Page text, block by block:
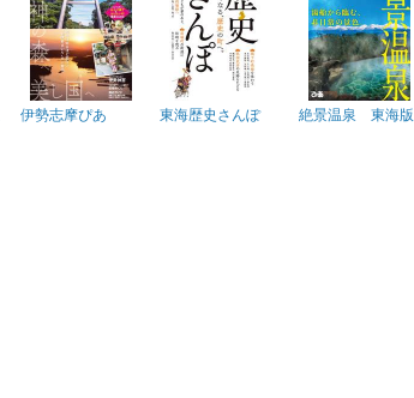
伊勢志摩ぴあ 東海歴史さんぽ 絶景温泉 東海版